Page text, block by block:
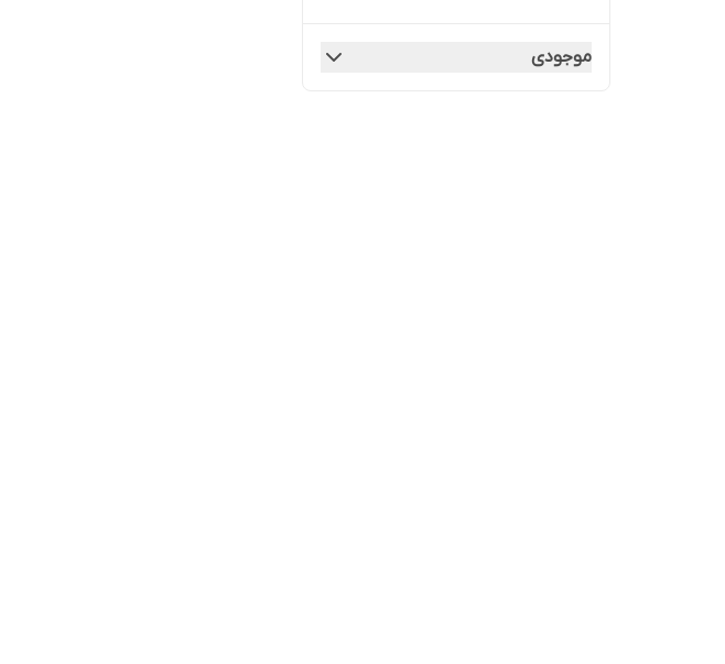
موجودی